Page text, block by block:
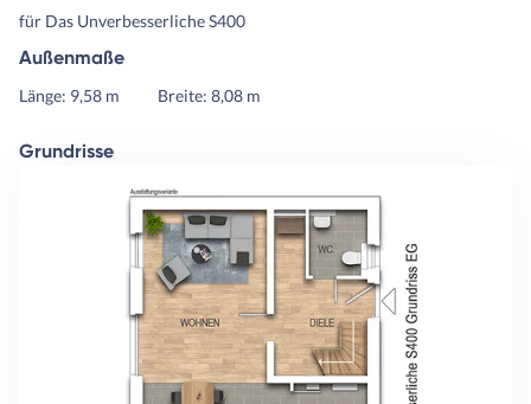
für Das Unverbesserliche S400
Außenmaße
Länge: 9,58 m Breite: 8,08 m
Grundrisse